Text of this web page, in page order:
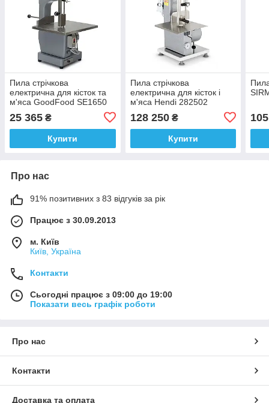
Пила стрічкова
електрична для кісток та
м'яса GoodFood SE1650
25 365 ₴
Купити
Пила стрічкова
електрична для кісток і
м'яса Hendi 282502
128 250₴
Купити
Про нас
91% позитивних з 83 відгуків за рік
Працює з 30.09.2013
м. Київ
Київ, Україна
Контакти
Сьогодні працює з 09:00 до 19:00
Показати весь графік роботи
Про нас
Контакти
Доставка та оплата